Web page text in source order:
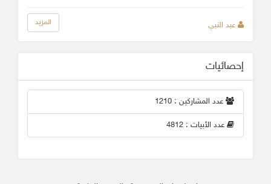
عبد النبي المزيد
إحصائيات
عدد المشاركين : 1210
عدد الأبيات : 4812